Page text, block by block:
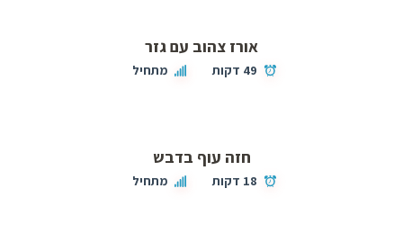
אורז צהוב עם גזר
49 דקות מתחיל
חזה עוף בדבש
18 דקות מתחיל